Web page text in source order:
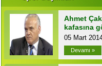
Ahmet
kafasına
05 Mart
Devamı »